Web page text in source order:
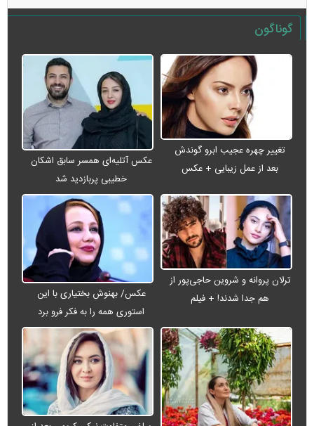
گوناگون
تغییر چهره عجیب ابرو گوندش
بعد از عمل زیبایی + عکس
عکس آتلیه‌ای همسر سابق اشکان
خطیبی پربازدید شد
ترلان پروانه و شروین حاجی‌پور از
هم جدا شدند! + فیلم
عکس/ بهنوش بختیاری با این
استوری همه را به فکر فرو برد